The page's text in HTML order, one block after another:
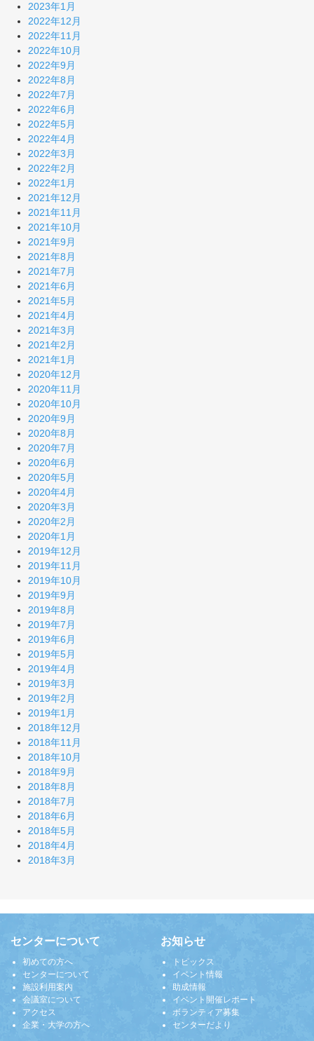
2023年1月
2022年12月
2022年11月
2022年10月
2022年9月
2022年8月
2022年7月
2022年6月
2022年5月
2022年4月
2022年3月
2022年2月
2022年1月
2021年12月
2021年11月
2021年10月
2021年9月
2021年8月
2021年7月
2021年6月
2021年5月
2021年4月
2021年3月
2021年2月
2021年1月
2020年12月
2020年11月
2020年10月
2020年9月
2020年8月
2020年7月
2020年6月
2020年5月
2020年4月
2020年3月
2020年2月
2020年1月
2019年12月
2019年11月
2019年10月
2019年9月
2019年8月
2019年7月
2019年6月
2019年5月
2019年4月
2019年3月
2019年2月
2019年1月
2018年12月
2018年11月
2018年10月
2018年9月
2018年8月
2018年7月
2018年6月
2018年5月
2018年4月
2018年3月
センターについて
初めての方へ
センターについて
施設利用案内
会議室について
アクセス
企業・大学の方へ
お知らせ
トピックス
イベント情報
助成情報
イベント開催レポート
ボランティア募集
センターだより